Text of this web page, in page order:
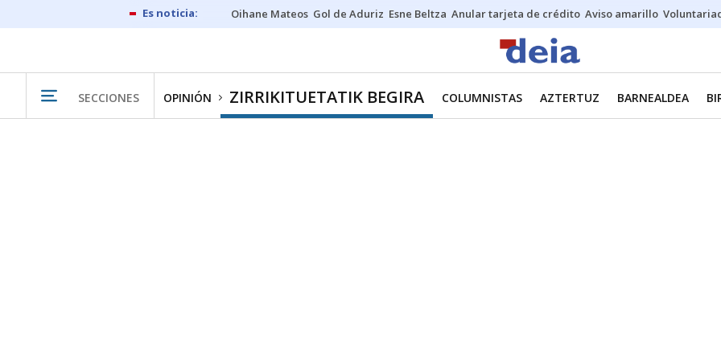
Oihane Mateos Gol de Aduriz Esne Beltza Anular tarjeta de crédito Aviso amarillo
SECCIONES OPINIÓN ZIRRIKITUETATIK BEGIRA COLUMNISTAS AZTERTUZ BARNEALDEA